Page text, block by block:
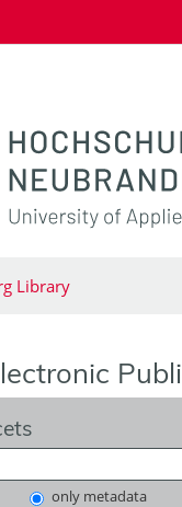
Library
only metadata